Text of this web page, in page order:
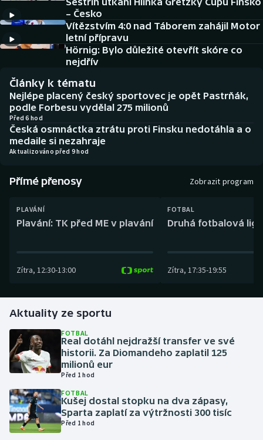
DALŠÍ SPORTY
Americký fotbal
Baseball a softbal
Basketbal
Biatlon
Boby a skeleton
Box
Curling
Golf
Gymnastika
Házená
Jezdectví
Judo
NEPŘEHLÉDNĚTE
Historické návraty
Aplikace ČT sport
AZ kvíz
– Česko
Vítězstvím 4:0 nad Táborem zahájil Motor
letní přípravu
Hörnig: Bylo důležité otevřít skóre co
nejdřív
Články k tématu
Nejlépe placený český sportovec je opět Pastrňák,
podle Forbesu vydělal 275 milionů
Před 6 hod
Česká osmnáctka ztrátu proti Finsku nedotáhla a o
medaile si nezahraje
Aktualizováno před 9 hod
Přímé přenosy Zobrazit program
PLAVÁNÍ
Plavání: TK před ME v plavání
Zítra, 12:30-13:00
FOTBAL
Druhá fotbalová
Zítra, 17:35-19:55
Aktuality ze sportu
FOTBAL
Real dotáhl nejdražší transfer ve své
historii. Za Diomandeho zaplatil 125
milionů eur
Před 1 hod
FOTBAL
Kušej dostal stopku na dva zápasy,
Sparta zaplatí za výtržnosti 300 tisíc
Před 1 hod